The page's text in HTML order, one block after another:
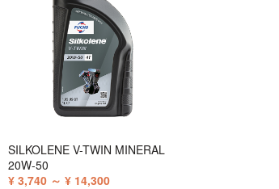
SILKOLENE V-TWIN MINERAL
20W-50
¥ 3,740 ～ ¥ 14,300